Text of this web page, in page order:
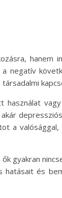
hanem
negatív
a
gyakran
és